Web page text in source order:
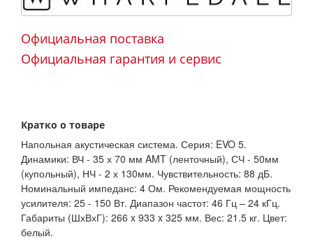
Официальная поставка
Официальная гарантия и сервис
Кратко о товаре
Напольная акустическая система. Серия: EVO 5.
Динамики: ВЧ - 35 х 70 мм AMT (ленточный), СЧ - 50мм
(купольный), НЧ - 2 х 130мм. Чувствительность: 88 дБ.
Номинальный импеданс: 4 Ом. Рекомендуемая мощность
усилителя: 25 - 150 Вт. Диапазон частот: 46 Гц – 24 кГц.
Габариты (ШхВхГ): 266 x 933 x 325 мм. Вес: 21.5 кг. Цвет:
белый.